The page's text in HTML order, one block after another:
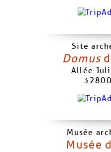
Site
Domus
Allée
32800
Musée
Musée